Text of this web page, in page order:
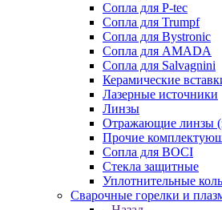
Сопла для P-tec
Сопла для Trumpf
Сопла для Bystronic
Сопла для AMADA
Сопла для Salvagnini
Керамические
Лазерные источники
Линзы
Отражающие линзы
Прочие
Сопла для BOCI
Стекла защитные
Уплотнительные
Сварочные горелки и